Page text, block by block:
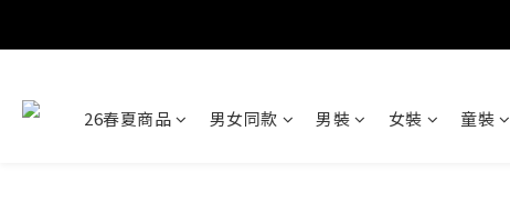
26春夏商品 男女同款 男裝 女裝 童裝